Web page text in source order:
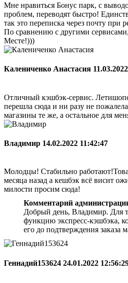
Мне нравиться Бонус парк, с
проблем, переводят быстро!
так это переписка через почту при
По сравнению с другими
Месте!)))
Калениченко Анастасия
Отличный кэшбэк-сервис.
перешла сюда и ни разу не
магазины те же, а остальное для
Владимир 14.02.2022 11:42:47
Молодцы! Стабильно
месяца назад а кешбэк всё висит
милости просим сюда!
Комментарий
Добрый день, Владимир. Для
функцию экспресс-кэшбэка,
его до подтверждения заказа
Геннадий153624 24.01.2022